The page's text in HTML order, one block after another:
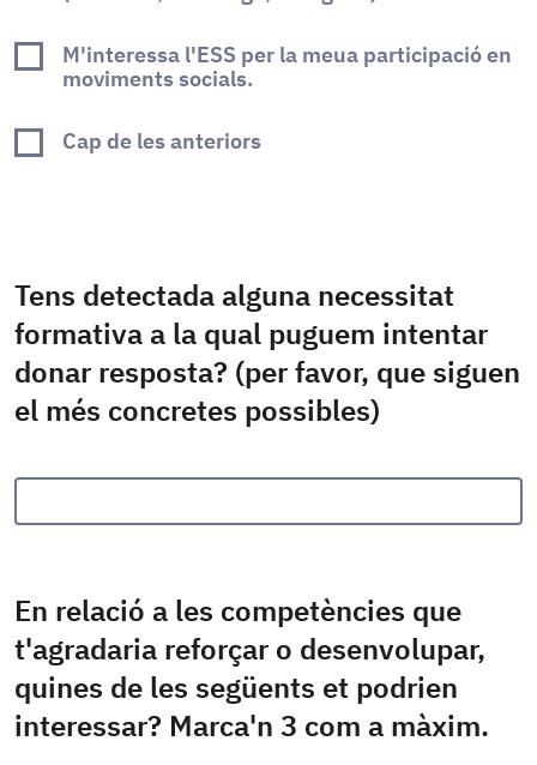
M'interessa l'ESS per la meua participació en
moviments socials.
Cap de les anteriors
Tens detectada alguna necessitat
formativa a la qual puguem intentar
donar resposta? (per favor, que siguen
el més concretes possibles)
En relació a les competències que
t'agradaria reforçar o desenvolupar,
quines de les següents et podrien
interessar? Marca'n 3 com a màxim.